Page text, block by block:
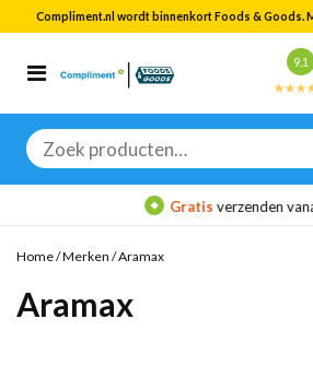
Compliment.nl wordt binnenkort Foods & Goods.
9.1
Zoeken
naar:
Categorieën
Bekijk alle
Gratisverzenden
Home/Merken /Aramax
Aramax